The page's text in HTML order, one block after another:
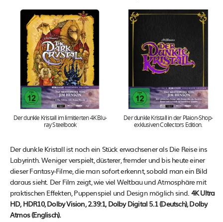
Der dunkle Kristall im limitierten 4K Blu-
ray Steelbook
Der dunkle Kristall in der Plaion-Shop-
exklusiven Collectors Edition.
Der dunkle Kristall ist noch ein Stück erwachsener als Die Reise ins
Labyrinth. Weniger verspielt, düsterer, fremder und bis heute einer
dieser Fantasy-Filme, die man sofort erkennt, sobald man ein Bild
daraus sieht. Der Film zeigt, wie viel Weltbau und Atmosphäre mit
praktischen Effekten, Puppenspiel und Design möglich sind. 4K Ultra
HD, HDR10, Dolby Vision, 2.39:1, Dolby Digital 5.1 (Deutsch), Dolby
Atmos (Englisch).